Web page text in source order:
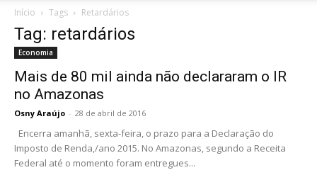
Início Tags Retardários
Tag: retardários
Economia
Mais de 80 mil ainda não declararam o IR
no Amazonas
Osny Araújo - 28 de abril de 2016
Encerra amanhã, sexta-feira, o prazo para a Declaração do
Imposto de Renda,/ano 2015. No Amazonas, segundo a Receita
Federal até o momento foram entregues...